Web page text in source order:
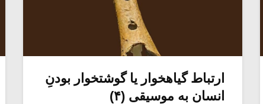
ارتباط گیاهخوار یا گوشتخوار بودنِ
انسان به موسیقی (۴)